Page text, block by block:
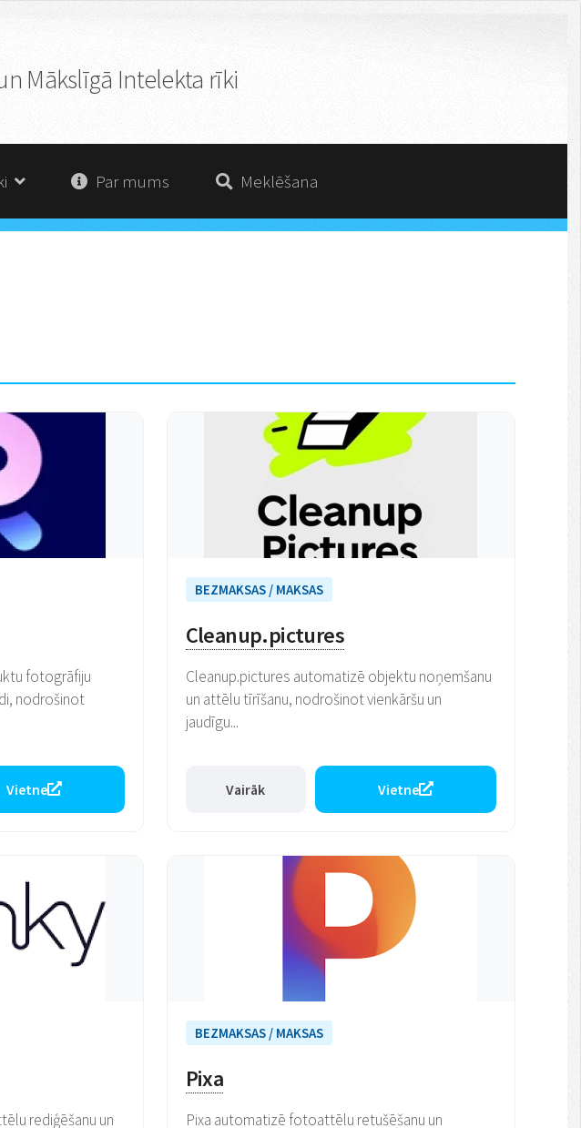
Mākslīgā Intelekta rīki
Par mums Meklēšana
fotogrāfiju
nodrošinot
Vietne
BEZMAKSAS / MAKSAS
Cleanup.pictures
Cleanup.pictures automatizē objektu noņemšanu
un attēlu tīrīšanu, nodrošinot vienkāršu un
jaudīgu...
Vairāk Vietne
rediģēšanu un
BEZMAKSAS / MAKSAS
Pixa
Pixa automatizē fotoattēlu retušēšanu un